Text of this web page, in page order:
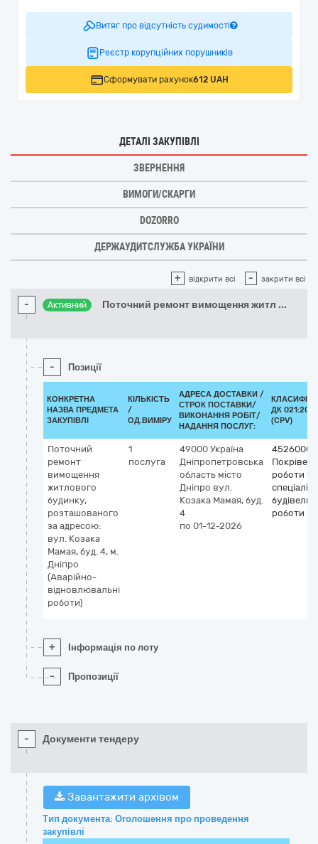
Витяг про відсутність судимості
Реєстр корупційних порушників
Сформувати рахунок612 UAH
ДЕТАЛІ ЗАКУПІВЛІ
ЗВЕРНЕННЯ
ВИМОГИ/СКАРГИ
DOZORRO
ДЕРЖАУДИТСЛУЖБА УКРАЇНИ
+ відкрити всі - закрити всі
- Активний Поточний ремонт вимощення житл ...
- Позиції
КОНКРЕТНА
НАЗВА ПРЕДМЕТА
ЗАКУПІВЛІ
КІЛЬКІСТЬ
/
ОД.ВИМІРУ
АДРЕСА ДОСТАВКИ /
СТРОК ПОСТАВКИ/
ВИКОНАННЯ РОБІТ/
НАДАННЯ ПОСЛУГ:
ДК 021:2015
(CPV)
Поточний
ремонт
вимощення
житлового
будинку,
розташованого
за адресою:
вул. Козака
Мамая, буд. 4, м.
Дніпро
(Аварійно-
відновлювальні
роботи)
1
послуга
49000 Україна
Дніпропетровська
область місто
Дніпро вул.
Козака Мамая, буд.
4
по 01-12-2026
роботи та
будівельні
роботи
+ Інформація по лоту
- Пропозиції
- Документи тендеру
Завантажити архівом
Тип документа: Оголошення про проведення
закупівлі